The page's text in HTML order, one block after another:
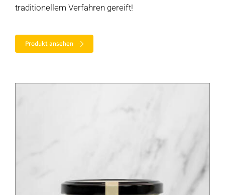
traditionellem Verfahren gereift!
Produkt ansehen